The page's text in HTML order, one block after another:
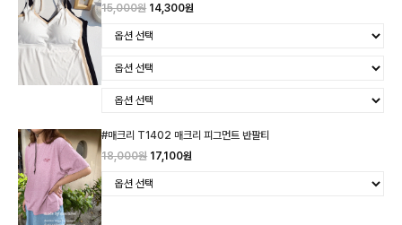
15,000원 14,300원
#매크리 T1402 매크리 피그먼트 반팔티
18,000원 17,100원